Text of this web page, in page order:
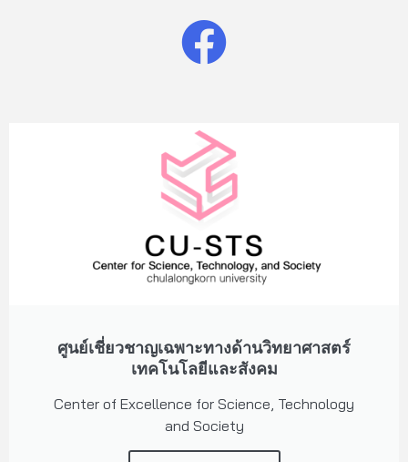
ศูนย์เชี่ยวชาญเฉพาะทางด้านวิทยาศาสตร์
เทคโนโลยีและสังคม
Center of Excellence for Science, Technology
and Society